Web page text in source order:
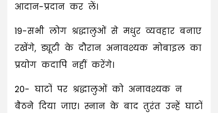
आदान-प्रदान कर लें।
19-सभी लोग श्रद्धालुओं से मधुर व्यवहार बनाए
रखेंगे, ड्यूटी के दौरान अनावश्यक मोबाइल का
प्रयोग कदापि नहीं करेंगे।
20- घाटों पर श्रद्धालुओं को अनावश्यक न
बैठने दिया जाए। स्नान के बाद तुरंत उन्हें घाटों